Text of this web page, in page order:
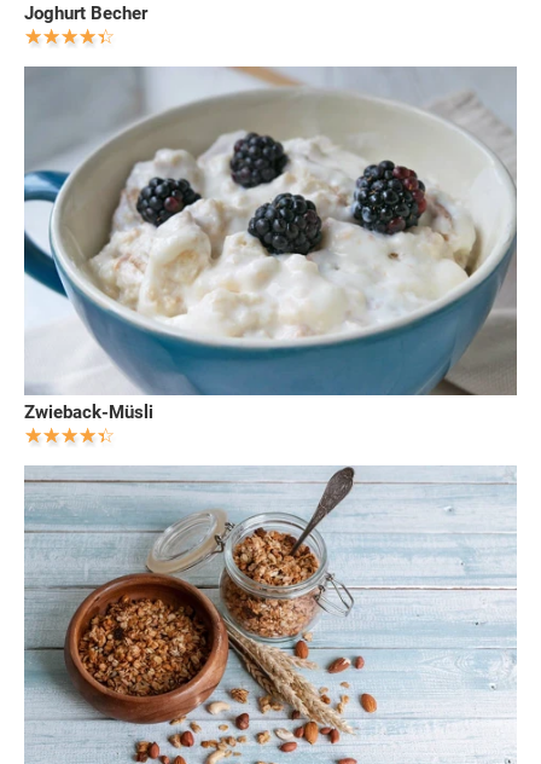
Joghurt Becher
Zwieback-Müsli